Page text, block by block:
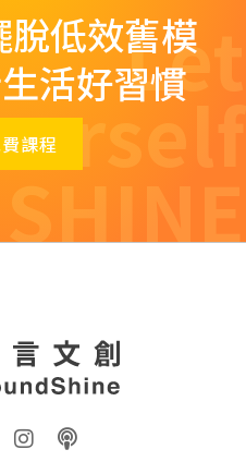
低效舊模
活好習慣
課程
Let
SHINE
I
n
P
o